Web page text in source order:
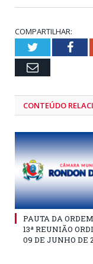
COMPARTILHAR:
Twitter
Email
CONTEÚDO
PAUTA DA
13ª REUNIÃO
09 DE JUNHO DE